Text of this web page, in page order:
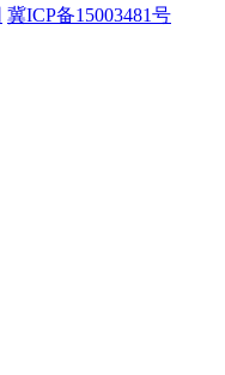
冀ICP备15003481号